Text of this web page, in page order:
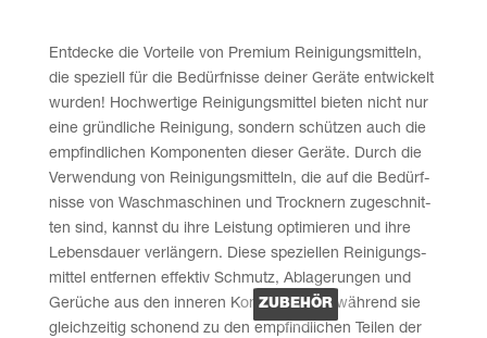
Ent­de­cke die Vor­tei­le von Pre­mi­um Rei­ni­gungs­mit­teln,
die spe­zi­ell für die Bedürf­nis­se dei­ner Gerä­te ent­wi­ckelt
wur­den! Hoch­wer­ti­ge Rei­ni­gungs­mit­tel bie­ten nicht nur
eine gründ­li­che Rei­ni­gung, son­dern schüt­zen auch die
emp­find­li­chen Kom­po­nen­ten die­ser Gerä­te. Durch die
Ver­wen­dung von Rei­ni­gungs­mit­teln, die auf die Bedürf­
nis­se von Wasch­ma­schi­nen und Trock­nern zuge­schnit­
ten sind, kannst du ihre Leis­tung opti­mie­ren und ihre
Lebens­dau­er ver­län­gern. Die­se spe­zi­el­len Rei­ni­gungs­
mit­tel ent­fer­nen effek­tiv Schmutz, Abla­ge­run­gen und
Gerü­che aus den inne­ren Kom­po­nen­ten, wäh­rend sie
gleich­zei­tig scho­nend zu den emp­find­li­chen Tei­len der
ZUBE­HÖR